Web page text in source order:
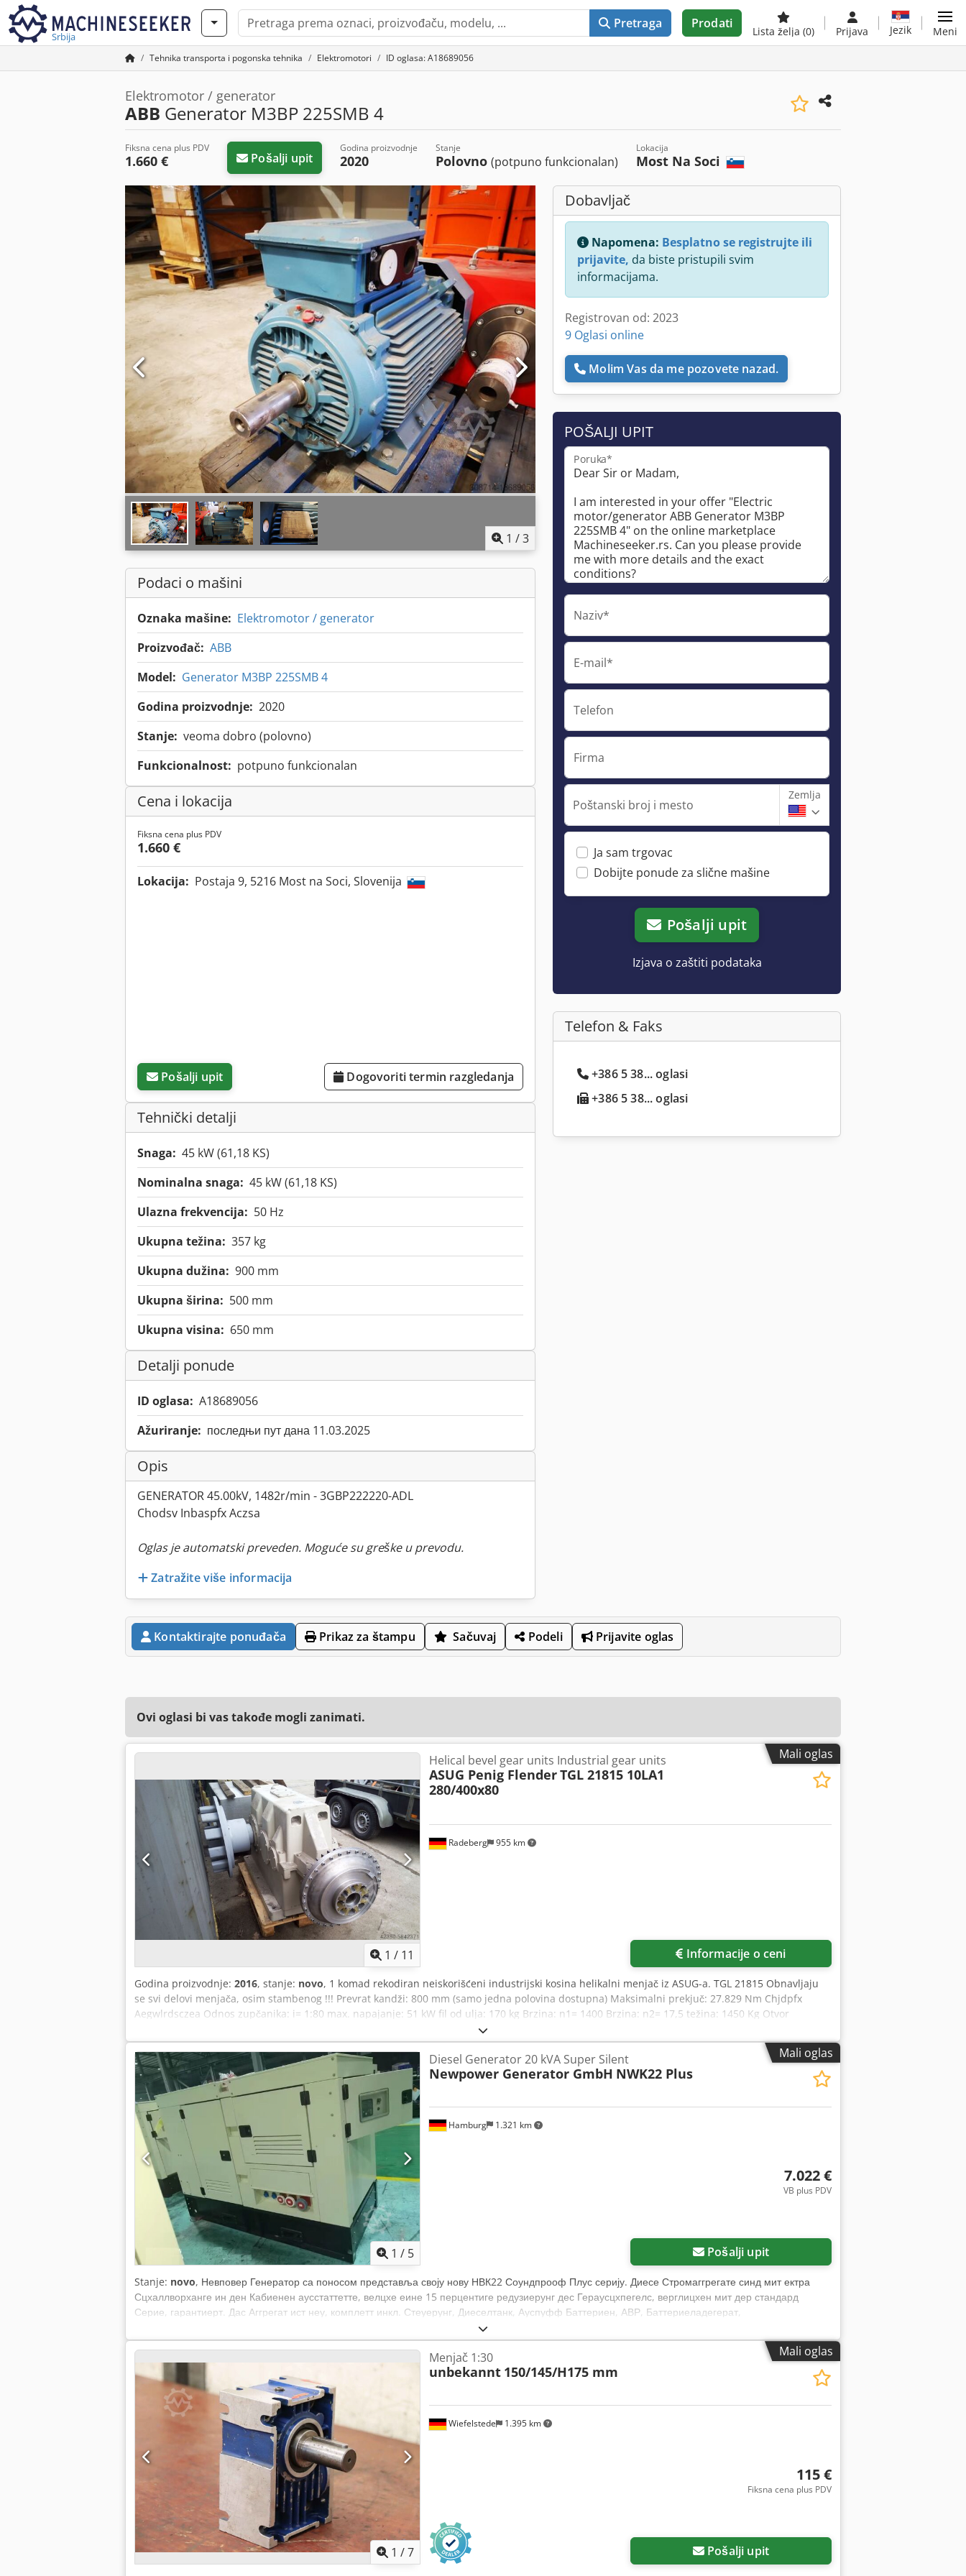
Srbija
Pretraga Prodati
Lista želja (0) Prijava Jezik Meni
Tehnika transporta i pogonska tehnika Elektromotori ID oglasa: A18689056
Elektromotor / generator
ABB Generator M3BP 225SMB 4
Fiksna cena plus PDV
1.660 € Pošalji upit
Godina proizvodnje
2020
Stanje
Polovno(potpuno funkcionalan)
Lokacija
Most Na Soci
1 /3
Podaci o mašini
Oznaka mašine: Elektromotor / generator
Proizvođač: ABB
Model: Generator M3BP 225SMB 4
Godina proizvodnje: 2020
Stanje: veoma dobro (polovno)
Funkcionalnost: potpuno funkcionalan
Cena i lokacija
Fiksna cena plus PDV
1.660 €
Lokacija: Postaja 9, 5216 Most na Soci, Slovenija
Pošalji upit Dogovoriti termin razgledanja
Tehnički detalji
Snaga: 45 kW (61,18 KS)
Nominalna snaga: 45 kW (61,18 KS)
Ulazna frekvencija: 50 Hz
Ukupna težina: 357 kg
Ukupna dužina: 900 mm
Ukupna širina: 500 mm
Ukupna visina: 650 mm
Detalji ponude
ID oglasa: A18689056
Ažuriranje: последњи пут дана 11.03.2025
Opis
GENERATOR 45.00kV, 1482r/min - 3GBP222220-ADL
Chodsv Inbaspfx Aczsa
Oglas je automatski preveden. Moguće su greške u prevodu.
Zatražite više informacija
Dobavljač
Napomena: Besplatno se registrujte ili
prijavite, da biste pristupili svim
informacijama.
Registrovan od: 2023
9 Oglasi online
Molim Vas da me pozovete nazad.
POŠALJI UPIT
Poruka*
Naziv*
E-mail*
Telefon
Firma
Poštanski broj i mesto
Zemlja
Ja sam trgovac
Dobijte ponude za slične mašine
Pošalji upit
Izjava o zaštiti podataka
Telefon & Faks
+386 5 38... oglasi
+386 5 38... oglasi
Kontaktirajte ponuđača Prikaz za štampu Sačuvaj Podeli Prijavite oglas
Ovi oglasi bi vas takođe mogli zanimati.
Mali oglas
1 / 11
Radeberg 955 km
Helical bevel gear units Industrial gear units
ASUG Penig FlenderTGL 21815 10LA1
280/400x80
Informacije o ceni
Godina proizvodnje: 2016, stanje: novo, 1 komad rekodiran neiskorišćeni industrijski kosina helikalni menjač iz ASUG-a. TGL 21815 Obnavljaju
se svi delovi menjača, osim stambenog !!! Prevrat kandži: 800 mm (samo jedna polovina dostupna) Maksimalni prekjuč: 27.829 Nm Chjdpfx
Aegwlrdsczea Odnos zupčanika: i= 1:80 max. napajanje: 51 kW fil od ulja: 170 kg Brzina: n1= 1400 Brzina: n2= 17,5 težina: 1450 Kg Otvor
prečnika d1: 65mm Otvor prečnika d2: 160 mm Visina okna h1: 500 mm Ukupna visina h2: 925mm Dužina od baze: 1170 mm !! Menjač nema
hladnjak za ulje!
Mali oglas
1 / 5
Hamburg 1.321 km
Diesel Generator 20 kVA Super Silent
Newpower Generator GmbH NWK22 Plus
7.022 €
VB plus PDV
Pošalji upit
Stanje: novo, Невповер Генератор са поносом представља своју нову НВК22 Соундпрооф Плус серију. Диесе Стромаггрегате синд мит ​​ектра
Сцхаллворханге ин ден Кабиенен аусстаттетте, велцхе еине 15 перцентиге редузиерунг дес Гераусцхпегелс, верглицхен мит дер стандард
Серие, гарантиерт. Дас Аггрегат ист неу, комплетт инкл. Стеуерунг, Диеселтанк, Ауспуфф Баттериен, АВР, Баттериеладегерат,
Кухлвассерхеизунг, Стецкдосен, ФИ Сцхутз Леистунгссцхалтер. - Појачана звучна изолација - Ектра леисер Бетриеб - Нетзубервацхунг, Нетз-
Еинспеисунг - Софорт еинсатзбереит Технички подаци: Модел: НВК22 Соундпрооф Плус Нотстромаггрегат Фавде Мотор Невповер
Стромаггрегат мит Сондерсцхаллсцхутз Мотор: Фавде 4ДВ91-29Д, 4 цилиндра, Вассергекухлт Генератор: Невповер НВ/Н22 Континуирана снага:
16 кВ / 20 кВА Максимална снага: 18 кВ / 22 кВА Ниво буке (7м): 62 дБ Ансцхлусс:1к5П 63А -, 1к5П 32А -, 2к5П 16А-, 2к2П Сцхуко-Стецкдосен, ФИ
Сцхутз Леистунгссцхалтер Фреквенција: 50 Хз Напон: 400/230 В РПМ: 1500 У/мин. Управљач: Цомап ИЛ4 АМФ8 Година изградње: 2023
Димензије (ДкШкВ): 2170к 930к1400 мм Тежина: 930 кг Резервоар за дизел: 95 Л. (Ансцхлуссмоглицхкеит ан ектернал Танк) 100% Последњих ца.
5,0 л/х 75% Последњих ца. 3,9л/х 50% Последњи прибл. 2,7л/х Цена: 6.100,00 € + 19% МвСт. = 7259,00 € Рецхнунг мит аусгевиесенер МвСт. је
створен додатни Костен 63А Аутоматисцхер Умсцхалтер: 500 € 100А Аутоатисцхер Умсцхалтер: 620 € Поштарина: - Еин ворлдвиде Транспорт
инцл. Истовар је могућ уз доплату Chedpfjl Ixzlsx Aczja - Да бисте могли да наведете тачну цену превоза, пошаљите нам упит са својим
подацима и комплетном адресом Рецхтлицхе Ангабен
Mali oglas
1 /7
Wiefelstede 1.395 km
Menjač 1:30
unbekannt 150/145/H175 mm
115 €
Fiksna cena plus PDV
Pošalji upit